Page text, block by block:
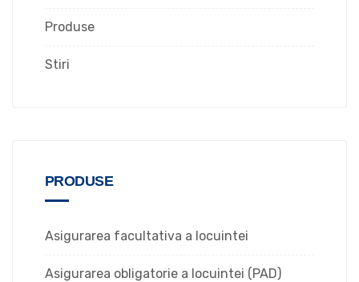
Produse
Stiri
PRODUSE
Asigurarea facultativa a locuintei
Asigurarea obligatorie a locuintei (PAD)